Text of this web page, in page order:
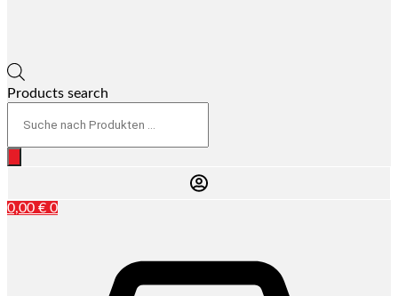
Products search
0,00 € 0